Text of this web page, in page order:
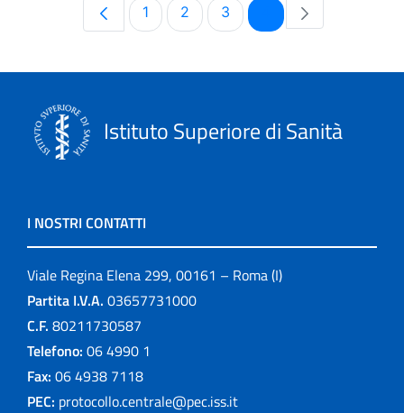
Pagina
1 Pagina
2 Pagina
3 Pagina
Istituto Superiore di Sanità
I NOSTRI CONTATTI
Viale Regina Elena 299, 00161 – Roma (I)
Partita I.V.A. 03657731000
C.F. 80211730587
Telefono: 06 4990 1
Fax: 06 4938 7118
PEC: protocollo.centrale@pec.iss.it